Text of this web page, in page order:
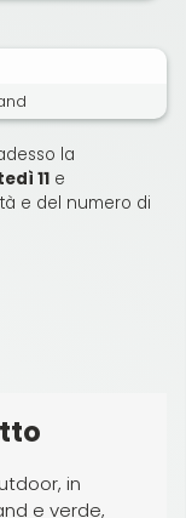
la
11 e
e del numero di
in
e verde,